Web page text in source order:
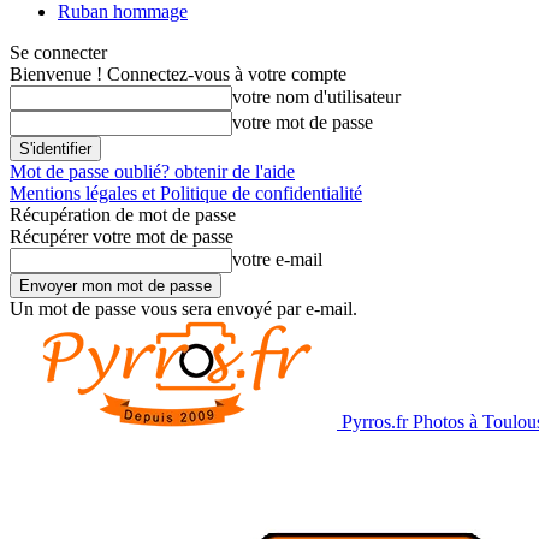
Ruban hommage
Se connecter
Bienvenue ! Connectez-vous à votre compte
votre nom d'utilisateur
votre mot de passe
Mot de passe oublié? obtenir de l'aide
Mentions légales et Politique de confidentialité
Récupération de mot de passe
Récupérer votre mot de passe
votre e-mail
Un mot de passe vous sera envoyé par e-mail.
Pyrros.fr Photos à